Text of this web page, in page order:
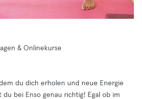
& Onlinekurse
du dich erholen und neue Energie
du bei Enso genau richtig! Egal ob im